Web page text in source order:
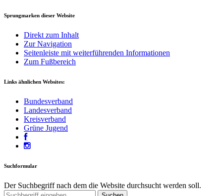
Sprungmarken dieser Website
Direkt zum Inhalt
Zur Navigation
Seitenleiste mit weiterführenden Informationen
Zum Fußbereich
Links ähnlichen Websites:
Bundesverband
Landesverband
Kreisverband
Grüne Jugend
Suchformular
Der Suchbegriff nach dem die Website durchsucht werden soll.